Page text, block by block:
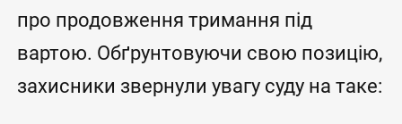
про продовження тримання під
вартою. Обґрунтовуючи свою позицію,
захисники звернули увагу суду на таке: